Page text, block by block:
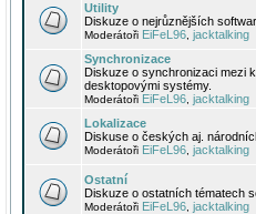
Utility
Diskuze o nejrůznějších
Moderátoři EiFeL96 jacktalking
Synchronizace
Diskuze o synchronizaci mezi
desktopovými systémy.
Moderátoři EiFeL96 jacktalking
Lokalizace
Diskuse o českých aj.
Moderátoři EiFeL96 jacktalking
Ostatní
Diskuze o ostatních tématech
Moderátoři EiFeL96 jacktalking